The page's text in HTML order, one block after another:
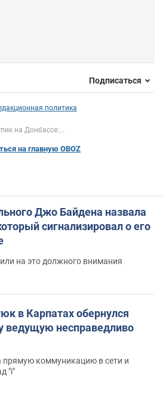
Подписаться
политика
на Донбассе:...
на главную OBOZ
Джо Байдена назвала
сигнализировал о его
на это должного внимания
в Карпатах обернулся
ведущую несправедливо
коммуникацию в сети и
"i"